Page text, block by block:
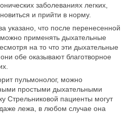
заболеваниях легких,
и прийти в норму.
указано, что после перенесенной
применять дыхательные
на то что эти дыхательные
обе оказывают благотворное
пульмонолог, можно
простыми дыхательными
Стрельниковой пациенты могут
лежа, в любом случае она